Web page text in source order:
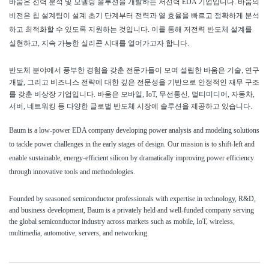
바움은 전력 분석 및 모델링 솔루션을 개발하는 저전력 EDA 기업입니다. 바움의
비전은 칩 설계팀이 설계 초기 단계부터 전력과 열 효율을 빠르고 정확하게 분석
하고 최적화할 수 있도록 지원하는 것입니다. 이를 통해 저전력 반도체 설계를
실현하고, 지속 가능한 실리콘 시대를 열어가고자 합니다.
반도체 분야에서 풍부한 경험을 갖춘 전문가들이 모여 설립한 바움은 기술, 연구
개발, 그리고 비즈니스 전략에 대한 깊은 전문성을 기반으로 안정적인 재무 구조
를 갖춘 비상장 기업입니다. 바움은 모바일, IoT, 무선통신, 멀티미디어, 자동차,
서버, 네트워킹 등 다양한 글로벌 반도체 시장에 솔루션을 제공하고 있습니다.
Baum is a low-power EDA company developing power analysis and modeling solutions
to tackle power challenges in the early stages of design. Our mission is to shift-left and
enable sustainable, energy-efficient silicon by dramatically improving power efficiency
through innovative tools and methodologies.
Founded by seasoned semiconductor professionals with expertise in technology, R&D,
and business development, Baum is a privately held and well-funded company serving
the global semiconductor industry across markets such as mobile, IoT, wireless,
multimedia, automotive, servers, and networking.